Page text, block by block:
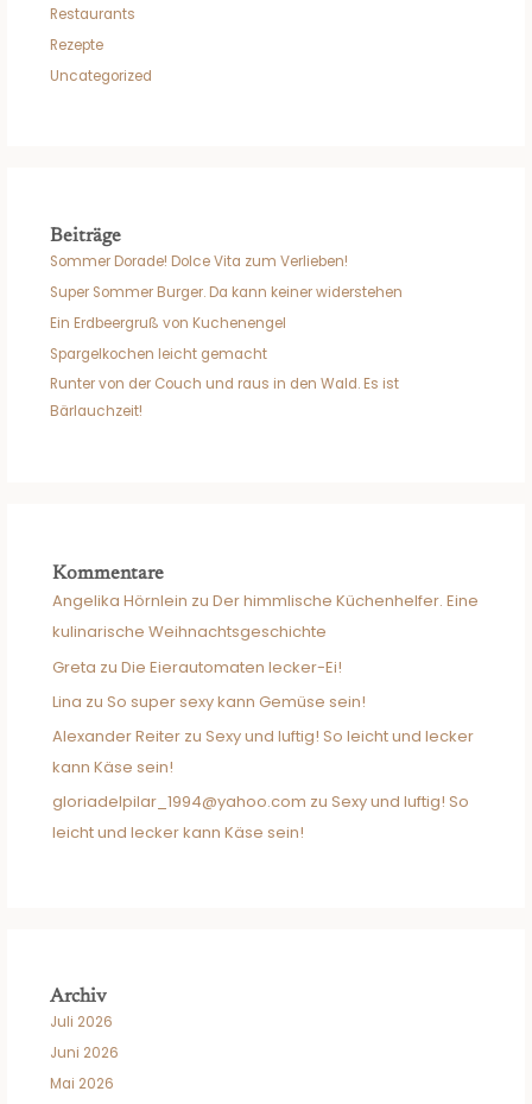
Restaurants
Rezepte
Uncategorized
Beiträge
Sommer Dorade! Dolce Vita zum Verlieben!
Super Sommer Burger. Da kann keiner widerstehen
Ein Erdbeergruß von Kuchenengel
Spargelkochen leicht gemacht
Runter von der Couch und raus in den Wald. Es ist
Bärlauchzeit!
Kommentare
Angelika Hörnlein zuDer himmlische Küchenhelfer. Eine
kulinarische Weihnachtsgeschichte
Greta zuDie Eierautomaten lecker-Ei!
Lina zu So super sexy kann Gemüse sein!
Alexander Reiter zu Sexy und luftig! So leicht und lecker
kann Käse sein!
gloriadelpilar_1994@yahoo.com zu Sexy und luftig! So
leicht und lecker kann Käse sein!
Archiv
Juli 2026
Juni 2026
Mai 2026